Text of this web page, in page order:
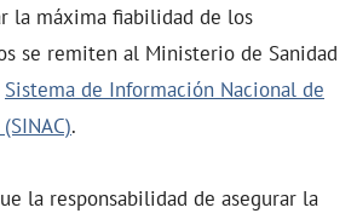
la máxima fiabilidad de los
se remiten al Ministerio de Sanidad
Sistema de Información Nacional de
.
la responsabilidad de asegurar la